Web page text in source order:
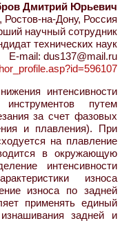
Дмитрий Юрьевич
на-Дону, Россия
научный сотрудник
технических наук
E-mail: dus137@mail.ru
интенсивности
путем
за счет фазовых
и плавления). При
на плавление
в окружающую
интенсивности
износа
износа по задней
применять единый
задней и